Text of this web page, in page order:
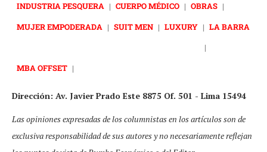
INDUSTRIA PESQUERA | CUERPO MÉDICO | OBRAS |
MUJER EMPODERADA | SUIT MEN | LUXURY | LA BARRA
|
MBA OFFSET |
Dirección: Av. Javier Prado Este 8875 Of. 501 - Lima 15494
Las opiniones expresadas de los columnistas en los artículos son de
exclusiva responsabilidad de sus autores y no necesariamente reflejan